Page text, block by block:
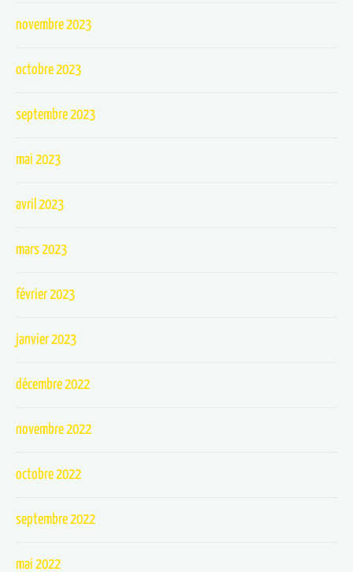
novembre 2023
octobre 2023
septembre 2023
mai 2023
avril 2023
mars 2023
février 2023
janvier 2023
décembre 2022
novembre 2022
octobre 2022
septembre 2022
mai 2022